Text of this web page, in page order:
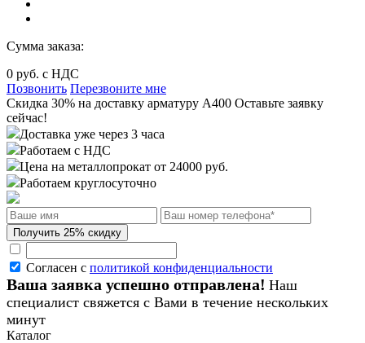
Сумма заказа:
0 руб. с НДС
Позвонить Перезвоните мне
Cкидка 30% на доставку арматуру А400 Оставьте заявку
сейчас!
Доставка уже через 3 часа
Работаем с НДС
Цена на металлопрокат от 24000 руб.
Работаем круглосуточно
Согласен с политикой конфиденциальности
Ваша заявка успешно отправлена! Наш
специалист свяжется с Вами в течение нескольких
минут
Каталог